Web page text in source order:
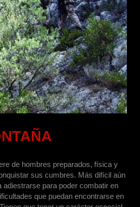
de hombres preparados, física y
sus cumbres. Más difícil aún
adiestrarse para poder combatir en
que puedan encontrarse en